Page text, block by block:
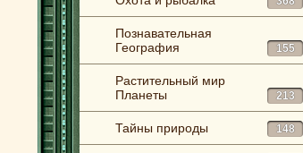
Познавательная
География
155
Растительный мир
Планеты
213
Тайны природы 148